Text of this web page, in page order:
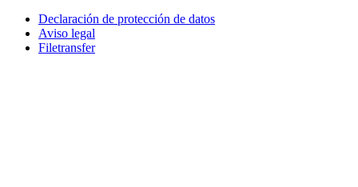
Declaración de protección de datos
Aviso legal
Filetransfer